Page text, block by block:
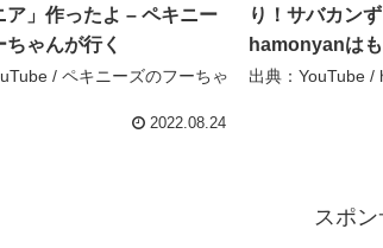
ア」作ったよ – ペキニー
ちゃんが行く
/ ペキニーズのフーちゃ
2022.08.24
り！サバカン
hamonyanは
出典：YouTube /
スポ